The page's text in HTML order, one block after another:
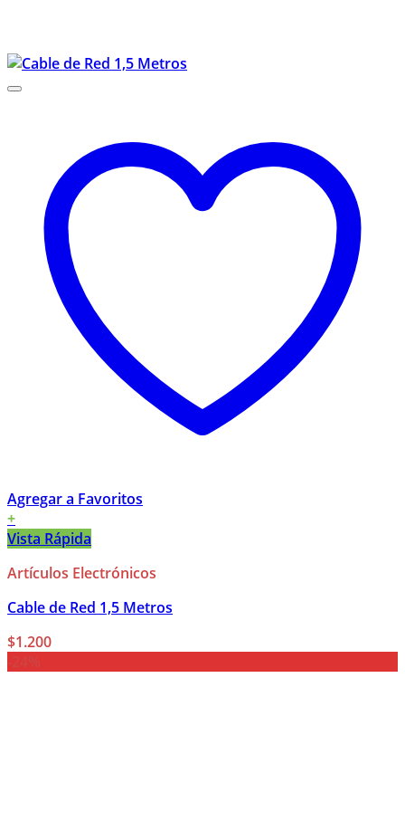
Agregar a Favoritos
+
Vista Rápida
Artículos Electrónicos
Cable de Red 1,5 Metros
$1.200